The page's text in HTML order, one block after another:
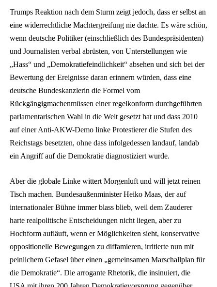
Trumps Reaktion nach dem Sturm zeigt jedoch, dass er selbst an
eine widerrechtliche Machtergreifung nie dachte. Es wäre schön,
wenn deutsche Politiker (einschließlich des Bundespräsidenten)
und Journalisten verbal abrüsten, von Unterstellungen wie
„Hass“ und „Demokratiefeindlichkeit“ absehen und sich bei der
Bewertung der Ereignisse daran erinnern würden, dass eine
deutsche Bundeskanzlerin die Formel vom
Rückgängigmachenmüssen einer regelkonform durchgeführten
parlamentarischen Wahl in die Welt gesetzt hat und dass 2010
auf einer Anti-AKW-Demo linke Protestierer die Stufen des
Reichstags besetzten, ohne dass infolgedessen landauf, landab
ein Angriff auf die Demokratie diagnostiziert wurde.
Aber die globale Linke wittert Morgenluft und will jetzt reinen
Tisch machen. Bundesaußenminister Heiko Maas, der auf
internationaler Bühne immer blass blieb, weil dem Zauderer
harte realpolitische Entscheidungen nicht liegen, aber zu
Hochform aufläuft, wenn er Möglichkeiten sieht, konservative
oppositionelle Bewegungen zu diffamieren, irritierte nun mit
peinlichem Gefasel über einen „gemeinsamen Marschallplan für
die Demokratie“. Die arrogante Rhetorik, die insinuiert, die